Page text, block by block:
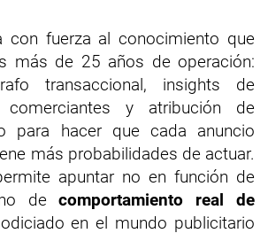
con fuerza al conocimiento que
más de 25 años de operación:
transaccional, insights de
y atribución de
para hacer que cada anuncio
más probabilidades de actuar.
apuntar no en función de
decomportamiento real de
en el mundo publicitario